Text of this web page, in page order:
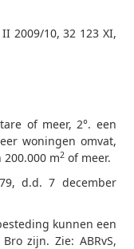
2009/10, 32 123 XI,
of meer, 2°. een
woningen omvat,
m2 of meer.
d.d. 7 december
kunnen een
zijn. Zie: ABRvS,